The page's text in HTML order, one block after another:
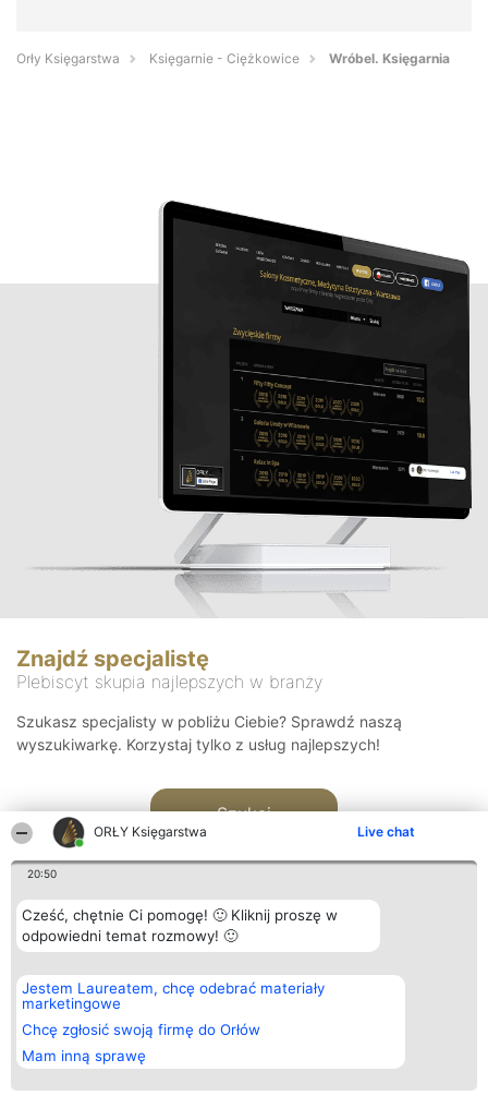
ORŁY Księgarstwa Live chat
20:50
Cześć, chętnie Ci pomogę! 🙂 Kliknij proszę w
odpowiedni temat rozmowy! 🙂
Jestem Laureatem, chcę odebrać materiały
marketingowe
Chcę zgłosić swoją firmę do Orłów
Mam inną sprawę
Orły Księgarstwa Księgarnie - Ciężkowice Wróbel. Księgarnia
Znajdź specjalistę
Plebiscyt skupia najlepszych w branży
Szukasz specjalisty w pobliżu Ciebie? Sprawdź naszą
wyszukiwarkę. Korzystaj tylko z usług najlepszych!
Szukaj
Organizator plebiscytu
Bright Side Solutions sp. z o.
o. sp. k.
ul. Ruska 22
Wrocław 50-079
KRS 0000749100 | Regon
381313360 | NIP 8943132676
Plebiscyt
Laureaci
wszystkich
Laureatów
Regulamin
Kontakt
Kontakt